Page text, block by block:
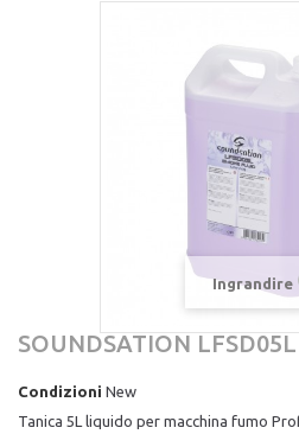
Ingrandire
SOUNDSATION
Condizioni New
Tanica 5L liquido per macchina fumo